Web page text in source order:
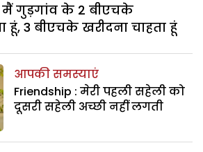
मैं गुड़गांव के 2 बीएचके
हूं, 3 बीएचके खरीदना चाहता हूं
आपकी समस्याएं
Friendship : मेरी पहली सहेली को
दूसरी सहेली अच्छी नहीं लगती